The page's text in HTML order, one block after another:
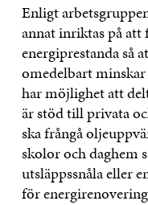
Enligt
annat inriktas på
energiprestanda så
omedelbart minskar
har möjlighet att
är stöd till privata
ska frångå
skolor och daghem
utsläppssnåla eller
för